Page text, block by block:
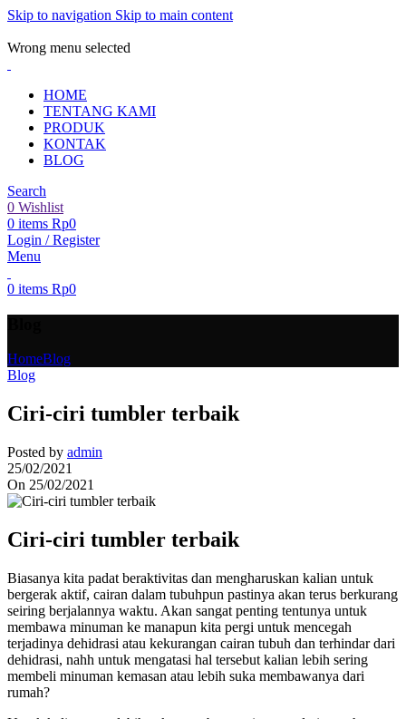
Skip to navigation Skip to main content
Wrong menu selected
HOME
TENTANG KAMI
PRODUK
KONTAK
BLOG
Search
0 Wishlist
0 items Rp0
Login / Register
Menu
0 items Rp0
HomeBlog
Blog
Ciri-ciri tumbler terbaik
Posted by admin
25/02/2021
On 25/02/2021
Ciri-ciri tumbler terbaik
Biasanya kita padat beraktivitas dan mengharuskan kalian untuk
bergerak aktif, cairan dalam tubuhpun pastinya akan terus berkurang
seiring berjalannya waktu. Akan sangat penting tentunya untuk
membawa minuman ke manapun kita pergi untuk mencegah
terjadinya dehidrasi atau kekurangan cairan tubuh dan terhindar dari
dehidrasi, nahh untuk mengatasi hal tersebut kalian lebih sering
membeli minuman kemasan atau lebih suka membawanya dari
rumah?